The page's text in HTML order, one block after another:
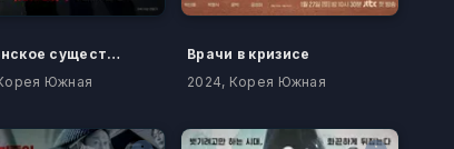
Кёнсонское существо
Южная
Врачи в кризисе
2024, Корея Южная